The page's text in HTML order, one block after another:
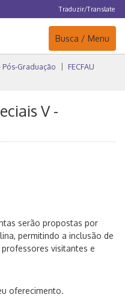
Traduzir/Translate
Navegação
Busca / Menu
Pós-Graduação
FECFAU
V -
serão propostas por
permitindo a inclusão de
visitantes e
oferecimento.